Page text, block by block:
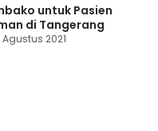
untuk Pasien
di Tangerang
Agustus 2021